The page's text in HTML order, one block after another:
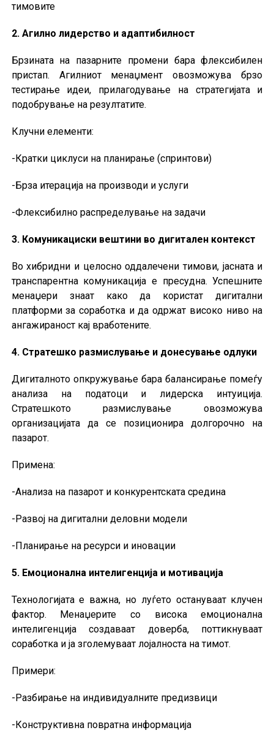
тимовите
2. Агилно лидерство и адаптибилност
Брзината на пазарните промени бара флексибилен
пристап. Агилниот менаџмент овозможува брзо
тестирање идеи, прилагодување на стратегијата и
подобрување на резултатите.
Клучни елементи:
-Кратки циклуси на планирање (спринтови)
-Брза итерација на производи и услуги
-Флексибилно распределување на задачи
3. Комуникациски вештини во дигитален контекст
Во хибридни и целосно оддалечени тимови, јасната и
транспарентна комуникација е пресудна. Успешните
менаџери знаат како да користат дигитални
платформи за соработка и да одржат високо ниво на
ангажираност кај вработените.
4. Стратешко размислување и донесување одлуки
Дигиталното опкружување бара балансирање помеѓу
анализа на податоци и лидерска интуиција.
Стратешкото размислување овозможува
организацијата да се позиционира долгорочно на
пазарот.
Примена:
-Анализа на пазарот и конкурентската средина
-Развој на дигитални деловни модели
-Планирање на ресурси и иновации
5. Емоционална интелигенција и мотивација
Технологијата е важна, но луѓето остануваат клучен
фактор. Менаџерите со висока емоционална
интелигенција создаваат доверба, поттикнуваат
соработка и ја зголемуваат лојалноста на тимот.
Примери:
-Разбирање на индивидуалните предизвици
-Конструктивна повратна информација